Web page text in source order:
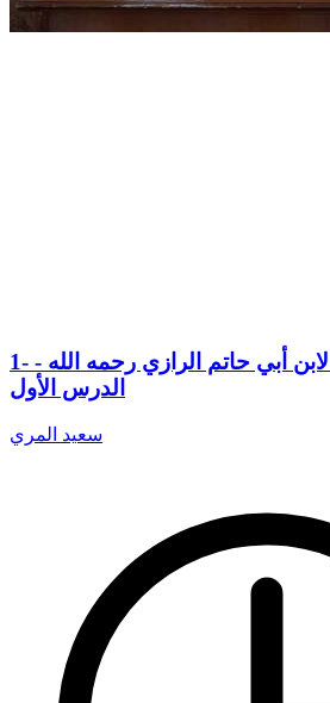
1- شرح علل الحديث لابن أبي حاتم الرازي رحمه الله -
الدرس الأول
سعيد المري